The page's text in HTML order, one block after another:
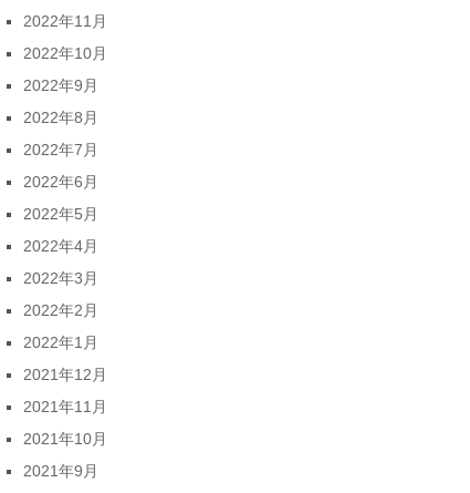
2022年11月
2022年10月
2022年9月
2022年8月
2022年7月
2022年6月
2022年5月
2022年4月
2022年3月
2022年2月
2022年1月
2021年12月
2021年11月
2021年10月
2021年9月